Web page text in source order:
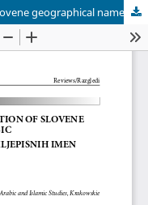
Challenges in the transformation of Slovene geographical names into Arabic // Izzivi prevedbe slovenskih zemljepisnih imen v arabščino